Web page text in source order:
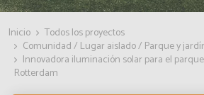
Inicio
Todos los proyectos
Comunidad / Lugar aislado / Parque y
Innovadora iluminación solar para el
Rotterdam